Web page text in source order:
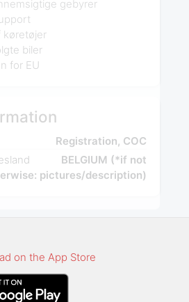
gebyrer
køretøjer
biler
for EU
Registration, COC
BELGIUM (*if not
pictures/description)